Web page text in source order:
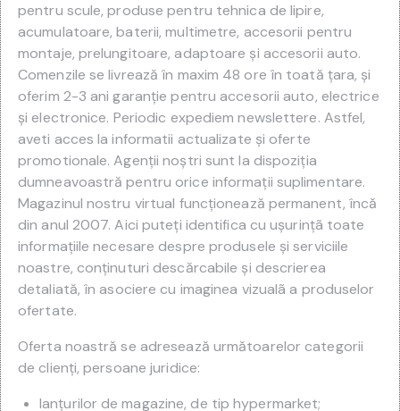
pentru scule, produse pentru tehnica de lipire,
acumulatoare, baterii, multimetre, accesorii pentru
montaje, prelungitoare, adaptoare şi accesorii auto.
Comenzile se livrează în maxim 48 ore în toată țara, şi
oferim 2-3 ani garanție pentru accesorii auto, electrice
şi electronice. Periodic expediem newslettere. Astfel,
aveti acces la informatii actualizate şi oferte
promotionale. Agenții noştri sunt la dispoziția
dumneavoastră pentru orice informații suplimentare.
Magazinul nostru virtual funcționează permanent, încă
din anul 2007. Aici puteți identifica cu uşurinţã toate
informațiile necesare despre produsele şi serviciile
noastre, conținuturi descărcabile şi descrierea
detaliată, în asociere cu imaginea vizualã a produselor
ofertate.
Oferta noastră se adresează următoarelor categorii
de clienți, persoane juridice:
lanțurilor de magazine, de tip hypermarket;